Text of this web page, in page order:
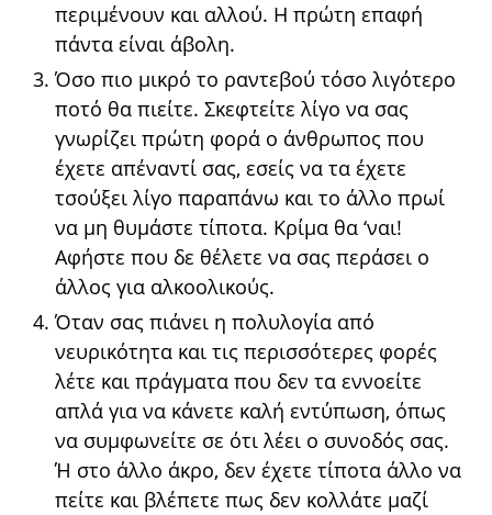
περιμένουν και αλλού. Η πρώτη επαφή
πάντα είναι άβολη.
Όσο πιο μικρό το ραντεβού τόσο λιγότερο
ποτό θα πιείτε. Σκεφτείτε λίγο να σας
γνωρίζει πρώτη φορά ο άνθρωπος που
έχετε απέναντί σας, εσείς να τα έχετε
τσούξει λίγο παραπάνω και το άλλο πρωί
να μη θυμάστε τίποτα. Κρίμα θα ‘ναι!
Αφήστε που δε θέλετε να σας περάσει ο
άλλος για αλκοολικούς.
Όταν σας πιάνει η πολυλογία από
νευρικότητα και τις περισσότερες φορές
λέτε και πράγματα που δεν τα εννοείτε
απλά για να κάνετε καλή εντύπωση, όπως
να συμφωνείτε σε ότι λέει ο συνοδός σας.
Ή στο άλλο άκρο, δεν έχετε τίποτα άλλο να
πείτε και βλέπετε πως δεν κολλάτε μαζί